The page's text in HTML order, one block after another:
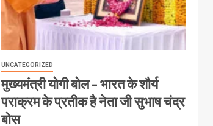
UNCATEGORIZED
मुख्यमंत्री योगी बोल – भारत के शौर्य
पराक्रम के प्रतीक है नेता जी सुभाष चंद्र
बोस